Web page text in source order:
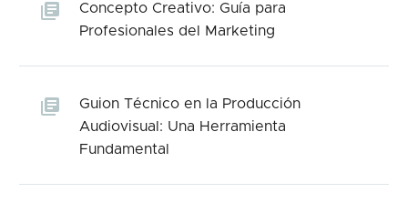
Concepto Creativo: Guía para
Profesionales del Marketing
Guion Técnico en la Producción
Audiovisual: Una Herramienta
Fundamental